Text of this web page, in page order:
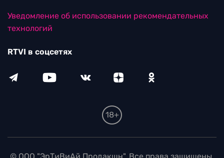
Уведомление об использовании рекомендательных
технологий
RTVI в соцсетях
18+